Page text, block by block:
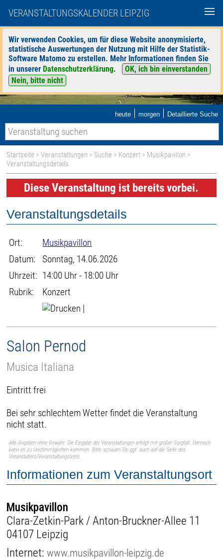
VERANSTALTUNGSKALENDER LEIPZIG
Wir verwenden Cookies, um für diese Website anonymisierte,
statistische Auswertungen der Nutzung mit Hilfe der Statistik-
Software Matomo zu erstellen. Mehr Informationen finden Sie
in unserer Datenschutzerklärung.
OK, ich bin einverstanden
Nein, bitte nicht
heute | morgen | Detaillierte Suche
Startseite >Veranstaltungen > Suche > Konzert > Musikpavillon >
Veranstaltungsdetails
Diese Veranstaltung ist bereits vorbei.
Veranstaltungsdetails
Ort:
Musikpavillon
Datum:
Sonntag, 14.06.2026
Uhrzeit: 14:00 Uhr - 18:00 Uhr
Rubrik:
Konzert
|
Salon Pernod
Musica Italiana
Eintritt frei
Bei sehr schlechtem Wetter findet die Veranstaltung
nicht statt.
Alle Angaben ohne Gewähr. Die Eingabe der Veranstaltungen erfolgt mit großer Sorgfalt. Dennoch
kann es zu Unstimmigkeiten kommen. Bitte schauen Sie ggf. auch auf die Seite des
Veranstalters/Veranstaltungsortes.
Informationen zum Veranstaltungsort
Musikpavillon
Clara-Zetkin-Park / Anton-Bruckner-Allee 11
04107 Leipzig
Internet:www.musikpavillon-leipzig.de